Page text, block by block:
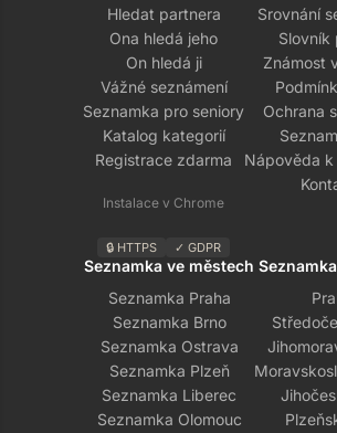
Hledat partnera
Ona hledá jeho
On hledá ji
Vážné seznámení
Seznamka pro seniory
Katalog kategorií
Registrace zdarma
Instalace v Chrome
🔒 HTTPS ✓ GDPR
Srovnání
Slovník
Známost
Ochrana
Nápověda
Seznamka ve městech
Seznamka Praha
Seznamka Brno
Seznamka Ostrava
Seznamka Plzeň
Seznamka Liberec
Seznamka Olomouc